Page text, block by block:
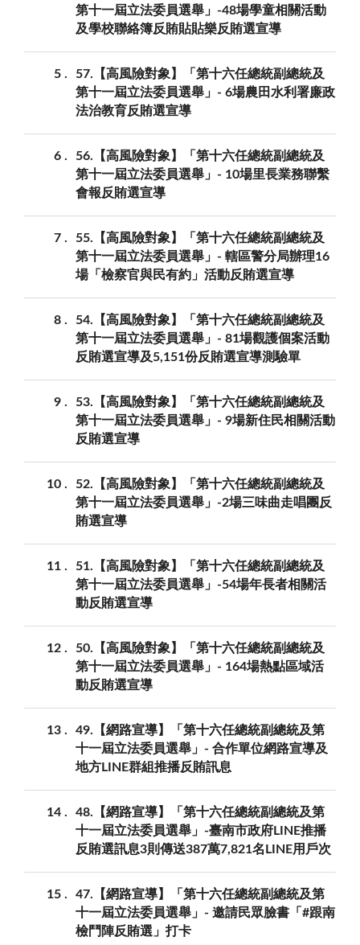
第十一屆立法委員選舉」-48場學童相關活動
及學校聯絡簿反賄貼貼樂反賄選宣導
5
57.【高風險對象】「第十六任總統副總統及
第十一屆立法委員選舉」- 6場農田水利署廉政
法治教育反賄選宣導
6
56.【高風險對象】「第十六任總統副總統及
第十一屆立法委員選舉」- 10場里長業務聯繫
會報反賄選宣導
7
55.【高風險對象】「第十六任總統副總統及
第十一屆立法委員選舉」- 轄區警分局辦理16
場「檢察官與民有約」活動反賄選宣導
8
54.【高風險對象】「第十六任總統副總統及
第十一屆立法委員選舉」- 81場觀護個案活動
反賄選宣導及5,151份反賄選宣導測驗單
9
53.【高風險對象】「第十六任總統副總統及
第十一屆立法委員選舉」- 9場新住民相關活動
反賄選宣導
10
52.【高風險對象】「第十六任總統副總統及
第十一屆立法委員選舉」-2場三味曲走唱團反
賄選宣導
11
51.【高風險對象】「第十六任總統副總統及
第十一屆立法委員選舉」-54場年長者相關活
動反賄選宣導
12
50.【高風險對象】「第十六任總統副總統及
第十一屆立法委員選舉」- 164場熱點區域活
動反賄選宣導
13
49.【網路宣導】「第十六任總統副總統及第
十一屆立法委員選舉」- 合作單位網路宣導及
地方LINE群組推播反賄訊息
14
48.【網路宣導】「第十六任總統副總統及第
十一屆立法委員選舉」-臺南市政府LINE推播
反賄選訊息3則傳送387萬7,821名LINE用戶次
15
47.【網路宣導】「第十六任總統副總統及第
十一屆立法委員選舉」- 邀請民眾臉書「#跟南
檢鬥陣反賄選」打卡